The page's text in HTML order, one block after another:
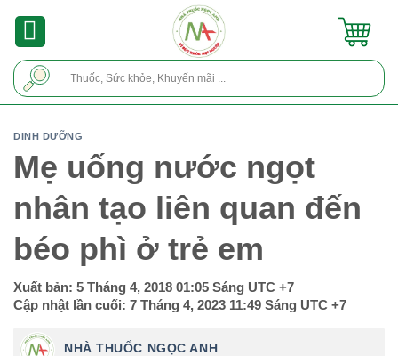
DINH DƯỠNG
Mẹ uống nước ngọt
nhân tạo liên quan đến
béo phì ở trẻ em
Xuất bản: 5 Tháng 4, 2018 01:05 Sáng UTC +7
Cập nhật lần cuối: 7 Tháng 4, 2023 11:49 Sáng UTC +7
NHÀ THUỐC NGỌC ANH